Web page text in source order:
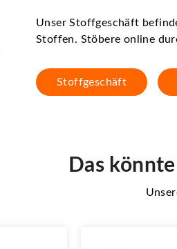
Unser Stoffgeschäft
Stoffen. Stöbere online
Stoffgeschäft
Das